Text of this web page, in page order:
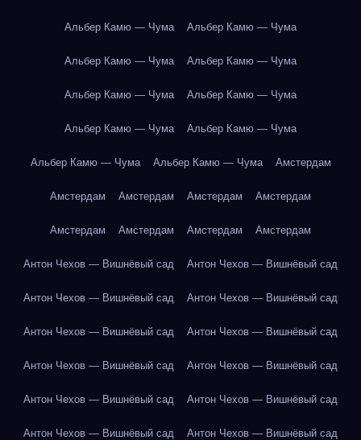
Альбер Камю — Чума Альбер Камю — Чума
Альбер Камю — Чума Альбер Камю — Чума
Альбер Камю — Чума Альбер Камю — Чума
Альбер Камю — Чума Альбер Камю — Чума
Альбер Камю — Чума Альбер Камю — Чума Амстердам
Амстердам Амстердам Амстердам Амстердам
Амстердам Амстердам Амстердам Амстердам
Антон Чехов — Вишнёвый сад Антон Чехов — Вишнёвый сад
Антон Чехов — Вишнёвый сад Антон Чехов — Вишнёвый сад
Антон Чехов — Вишнёвый сад Антон Чехов — Вишнёвый сад
Антон Чехов — Вишнёвый сад Антон Чехов — Вишнёвый сад
Антон Чехов — Вишнёвый сад Антон Чехов — Вишнёвый сад
Антон Чехов — Вишнёвый сад Антон Чехов — Вишнёвый сад